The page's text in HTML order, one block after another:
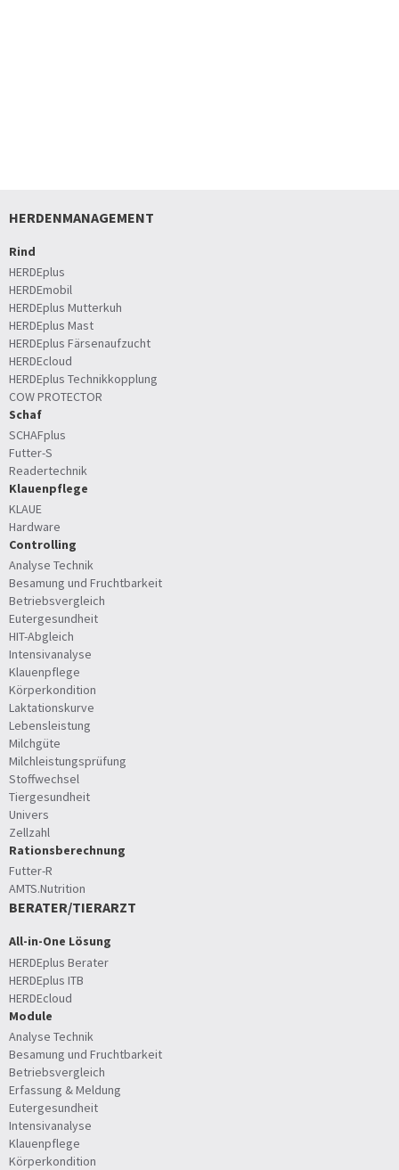
HERDENMANAGEMENT
Rind
HERDEplus
HERDEmobil
HERDEplus Mutterkuh
HERDEplus Mast
HERDEplus Färsenaufzucht
HERDEcloud
HERDEplus Technikkopplung
COW PROTECTOR
Schaf
SCHAFplus
Futter-S
Readertechnik
Klauenpflege
KLAUE
Hardware
Controlling
Analyse Technik
Besamung und Fruchtbarkeit
Betriebsvergleich
Eutergesundheit
HIT-Abgleich
Intensivanalyse
Klauenpflege
Körperkondition
Laktationskurve
Lebensleistung
Milchgüte
Milchleistungsprüfung
Stoffwechsel
Tiergesundheit
Univers
Zellzahl
Rationsberechnung
Futter-R
AMTS.Nutrition
BERATER/TIERARZT
All-in-One Lösung
HERDEplus Berater
HERDEplus ITB
HERDEcloud
Module
Analyse Technik
Besamung und Fruchtbarkeit
Betriebsvergleich
Erfassung & Meldung
Eutergesundheit
Intensivanalyse
Klauenpflege
Körperkondition